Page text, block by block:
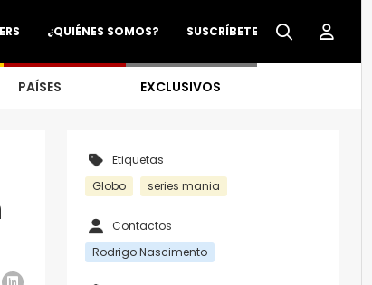
SUSCRÍBETE
¿QUIÉNES SOMOS?
PAÍSES EXCLUSIVOS
Etiquetas
Globo
series mania
Contactos
Rodrigo Nascimento